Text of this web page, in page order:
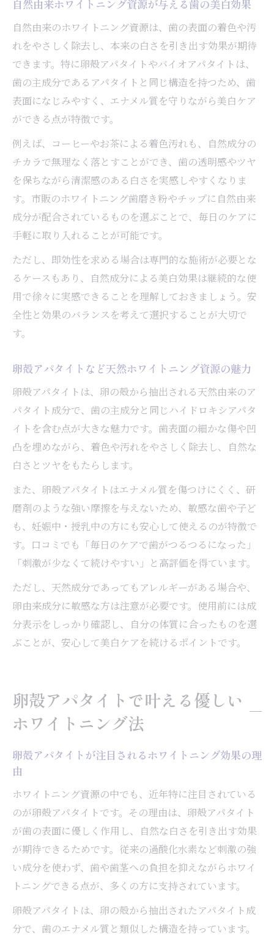
低刺激ホワイトニング資源の選び方とポイ
ント
ホワイトニングで歯を守る低刺激成分の特
徴
口コミで広まる低刺激ホワイトニング資源
の魅力
自然由来ホワイトニング資源が与える歯の美白効果
自然由来のホワイトニング資源は、歯の表面の着色や汚
れをやさしく除去し、本来の白さを引き出す効果が期待
できます。特に卵殻アパタイトやバイオアパタイトは、
歯の主成分であるアパタイトと同じ構造を持つため、歯
表面になじみやすく、エナメル質を守りながら美白ケア
ができる点が特徴です。
例えば、コーヒーやお茶による着色汚れも、自然成分の
チカラで無理なく落とすことができ、歯の透明感やツヤ
を保ちながら清潔感のある白さを実感しやすくなりま
す。市販のホワイトニング歯磨き粉やチップに自然由来
成分が配合されているものを選ぶことで、毎日のケアに
手軽に取り入れることが可能です。
ただし、即効性を求める場合は専門的な施術が必要とな
るケースもあり、自然成分による美白効果は継続的な使
用で徐々に実感できることを理解しておきましょう。安
全性と効果のバランスを考えて選択することが大切で
す。
卵殻アパタイトなど天然ホワイトニング資源の魅力
卵殻アパタイトは、卵の殻から抽出される天然由来のア
パタイト成分で、歯の主成分と同じハイドロキシアパタ
イトを含む点が大きな魅力です。歯表面の細かな傷や凹
凸を埋めながら、着色や汚れをやさしく除去し、自然な
白さとツヤをもたらします。
また、卵殻アパタイトはエナメル質を傷つけにくく、研
磨剤のような強い摩擦を与えないため、敏感な歯や子ど
も、妊娠中・授乳中の方にも安心して使えるのが特徴で
す。口コミでも「毎日のケアで歯がつるつるになった」
「刺激が少なくて続けやすい」と高評価を得ています。
ただし、天然成分であってもアレルギーがある場合や、
卵由来成分に敏感な方は注意が必要です。使用前には成
分表示をしっかり確認し、自分の体質に合ったものを選
ぶことが、安心して美白ケアを続けるポイントです。
卵殻アパタイトで叶える優しい
ホワイトニング法
卵殻アパタイトが注目されるホワイトニング効果の理
由
ホワイトニング資源の中でも、近年特に注目されている
のが卵殻アパタイトです。その理由は、卵殻アパタイト
が歯の表面に優しく作用し、自然な白さを引き出す効果
が期待できるためです。従来の過酸化水素など刺激の強
い成分を使わず、歯や歯茎への負担を抑えながらホワイ
トニングできる点が、多くの方に支持されています。
卵殻アパタイトは、卵の殻から抽出されたアパタイト成
分で、歯のエナメル質と類似した構造を持っています。